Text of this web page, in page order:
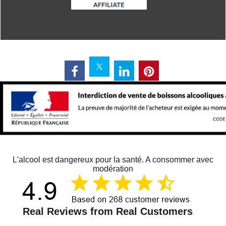
L'alcool est dangereux pour la santé. A consommer avec
modération